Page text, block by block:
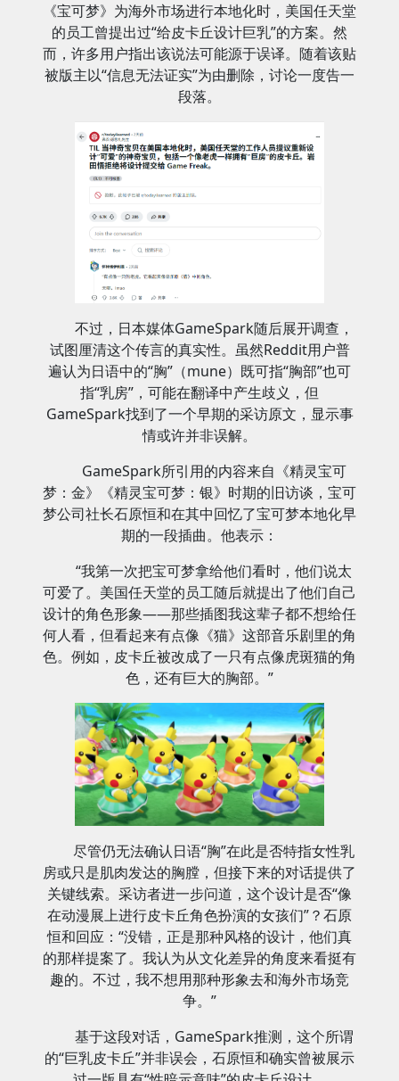
《宝可梦》为海外市场进行本地化时，美国任天堂
的员工曾提出过“给皮卡丘设计巨乳”的方案。然
而，许多用户指出该说法可能源于误译。随着该贴
被版主以“信息无法证实”为由删除，讨论一度告一
段落。
不过，日本媒体GameSpark随后展开调查，
试图厘清这个传言的真实性。虽然Reddit用户普
遍认为日语中的“胸”（mune）既可指“胸部”也可
指“乳房”，可能在翻译中产生歧义，但
GameSpark找到了一个早期的采访原文，显示事
情或许并非误解。
GameSpark所引用的内容来自《精灵宝可
梦：金》《精灵宝可梦：银》时期的旧访谈，宝可
梦公司社长石原恒和在其中回忆了宝可梦本地化早
期的一段插曲。他表示：
“我第一次把宝可梦拿给他们看时，他们说太
可爱了。美国任天堂的员工随后就提出了他们自己
设计的角色形象——那些插图我这辈子都不想给任
何人看，但看起来有点像《猫》这部音乐剧里的角
色。例如，皮卡丘被改成了一只有点像虎斑猫的角
色，还有巨大的胸部。”
尽管仍无法确认日语“胸”在此是否特指女性乳
房或只是肌肉发达的胸膛，但接下来的对话提供了
关键线索。采访者进一步问道，这个设计是否“像
在动漫展上进行皮卡丘角色扮演的女孩们”？石原
恒和回应：“没错，正是那种风格的设计，他们真
的那样提案了。我认为从文化差异的角度来看挺有
趣的。不过，我不想用那种形象去和海外市场竞
争。”
基于这段对话，GameSpark推测，这个所谓
的“巨乳皮卡丘”并非误会，石原恒和确实曾被展示